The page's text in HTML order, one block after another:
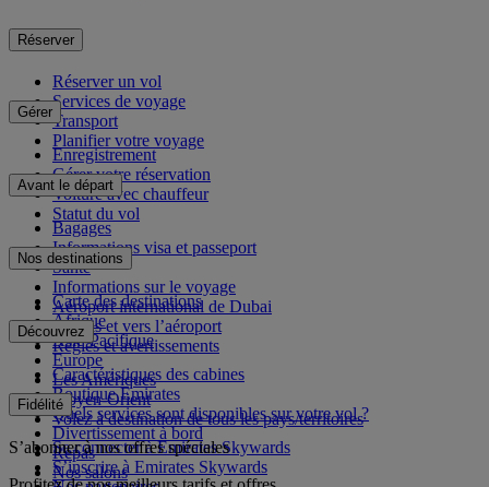
Réserver
Réserver un vol
Services de voyage
Transport
Planifier votre voyage
Gérer
Enregistrement
Gérer votre réservation
Voiture avec chauffeur
Statut du vol
Avant le départ
Bagages
Informations visa et passeport
Santé
Informations sur le voyage
Aéroport international de Dubai
Depuis et vers l’aéroport
Règles et avertissements
Nos destinations
Carte des destinations
Afrique
Asie-Pacifique
Europe
Les Amériques
Moyen-Orient
Volez à destination de tous les pays/territoires
Découvrez
Caractéristiques des cabines
Boutique Emirates
Quels services sont disponibles sur votre vol ?
Divertissement à bord
Repas
Nos salons
Fidélité
Se connecter à Emirates Skywards
S’inscrire à Emirates Skywards
S’abonner à nos offres spéciales